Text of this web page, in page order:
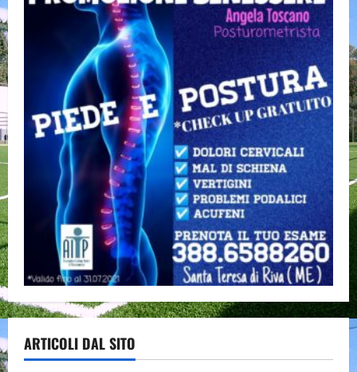
ARTICOLI DAL SITO